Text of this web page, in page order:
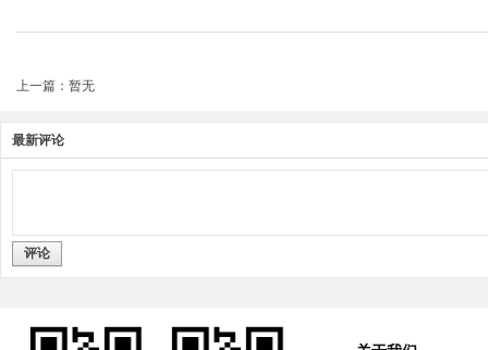
上一篇：暂无
最新评论
评论